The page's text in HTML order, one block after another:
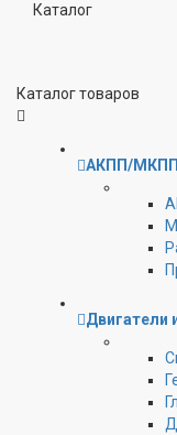
Каталог
Каталог товаров
АКПП/МКПП
Двигатели